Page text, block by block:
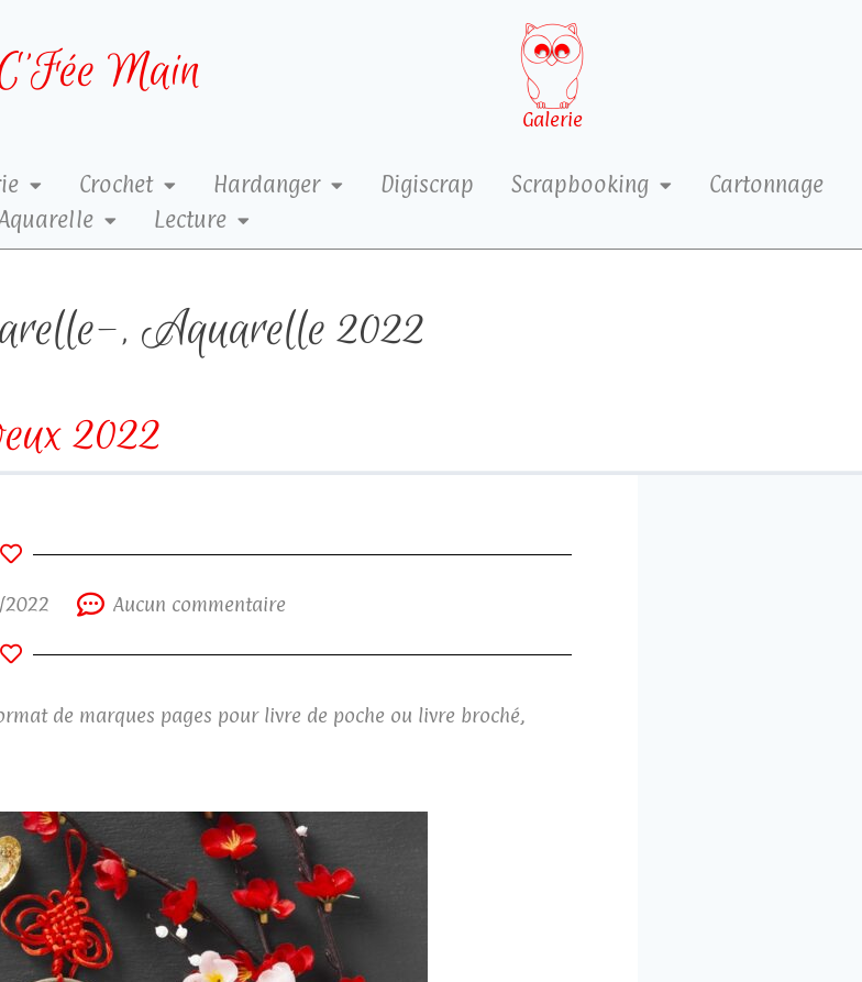
Main
Galerie
Crochet Hardanger Digiscrap Scrapbooking
Cartonnage
Lecture
, Aquarelle 2022
2022
Aucun commentaire
de marques pages pour livre de poche ou livre broché,